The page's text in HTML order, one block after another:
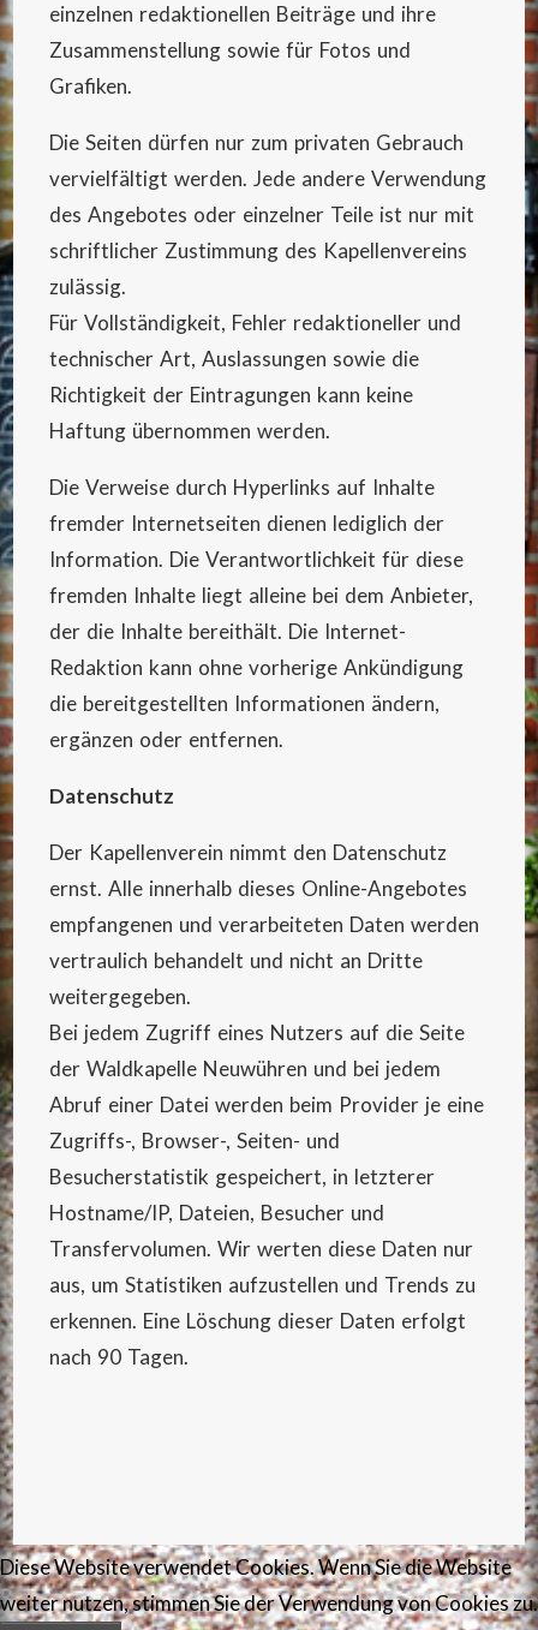
einzelnen redaktionellen Beiträge und ihre
Zusammenstellung sowie für Fotos und
Grafiken.
Die Seiten dürfen nur zum privaten Gebrauch
vervielfältigt werden. Jede andere Verwendung
des Angebotes oder einzelner Teile ist nur mit
schriftlicher Zustimmung des Kapellenvereins
zulässig.
Für Vollständigkeit, Fehler redaktioneller und
technischer Art, Auslassungen sowie die
Richtigkeit der Eintragungen kann keine
Haftung übernommen werden.
Die Verweise durch Hyperlinks auf Inhalte
fremder Internetseiten dienen lediglich der
Information. Die Verantwortlichkeit für diese
fremden Inhalte liegt alleine bei dem Anbieter,
der die Inhalte bereithält. Die Internet-
Redaktion kann ohne vorherige Ankündigung
die bereitgestellten Informationen ändern,
ergänzen oder entfernen.
Datenschutz
Der Kapellenverein nimmt den Datenschutz
ernst. Alle innerhalb dieses Online-Angebotes
empfangenen und verarbeiteten Daten werden
vertraulich behandelt und nicht an Dritte
weitergegeben.
Bei jedem Zugriff eines Nutzers auf die Seite
der Waldkapelle Neuwühren und bei jedem
Abruf einer Datei werden beim Provider je eine
Zugriffs-, Browser-, Seiten- und
Besucherstatistik gespeichert, in letzterer
Hostname/IP, Dateien, Besucher und
Transfervolumen. Wir werten diese Daten nur
aus, um Statistiken aufzustellen und Trends zu
erkennen. Eine Löschung dieser Daten erfolgt
nach 90 Tagen.
Diese Website verwendet Cookies. Wenn Sie die Website
weiter nutzen, stimmen Sie der Verwendung von Cookies zu.